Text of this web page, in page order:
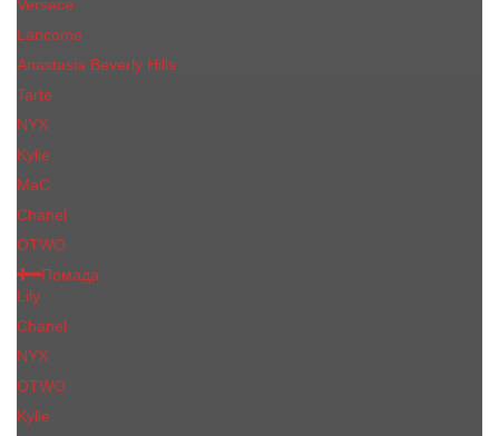
Versace
Lancome
Anastasia Beverly Hills
Tarte
NYX
Kylie
MaC
Сhanеl
OTWO
Помада
Lily
Chanel
NYX
OTWO
Kylie